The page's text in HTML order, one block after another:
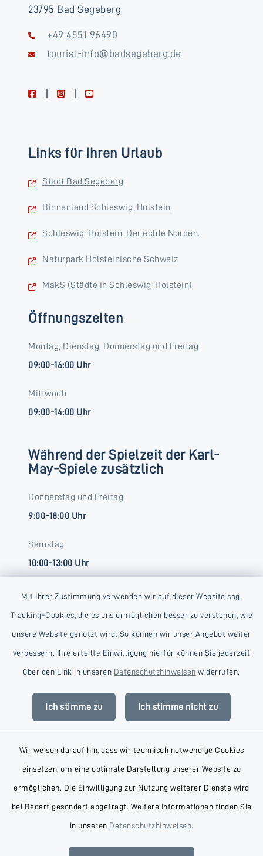
Mit Ihrer Zustimmung verwenden wir auf dieser Website sog.
Tracking-Cookies, die es uns ermöglichen besser zu verstehen, wie
unsere Website genutzt wird. So können wir unser Angebot weiter
verbessern. Ihre erteilte Einwilligung hierfür können Sie jederzeit
über den Link in unseren Datenschutzhinweisen widerrufen.
Ich stimme zu Ich stimme nicht zu
Wir weisen darauf hin, dass wir technisch notwendige Cookies
einsetzen, um eine optimale Darstellung unserer Website zu
ermöglichen. Die Einwilligung zur Nutzung weiterer Dienste wird
bei Bedarf gesondert abgefragt. Weitere Informationen finden Sie
in unseren Datenschutzhinweisen.
23795 Bad Segeberg
+49 4551 96490
tourist-info@badsegeberg.de
facebookinstagramyoutube
Links für Ihren Urlaub
Stadt Bad Segeberg
Binnenland Schleswig-Holstein
Schleswig-Holstein. Der echte Norden.
Naturpark Holsteinische Schweiz
MakS (Städte in Schleswig-Holstein)
Öffnungszeiten
Montag, Dienstag, Donnerstag und Freitag
09:00-16:00 Uhr
Mittwoch
09:00-14:00 Uhr
Während der Spielzeit der Karl-
May-Spiele zusätzlich
Donnerstag und Freitag
9:00-18:00 Uhr
Samstag
10:00-13:00 Uhr
Kontakt
Datenschutz
Impressum
Sitemap